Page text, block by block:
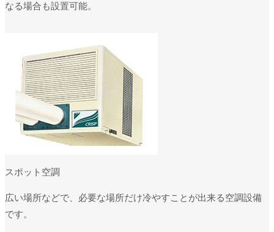
なる場合も設置可能。
スポット空調
広い場所などで、必要な場所だけ冷やすことが出来る空調設備
です。